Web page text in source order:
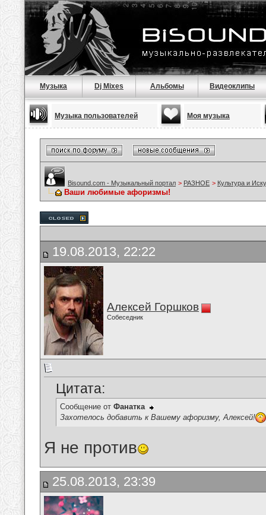
Музыка Dj Mixes Альбомы Видеоклипы
Музыка пользователей Моя музыка
Bisound.com - Музыкальный портал > РАЗНОЕ > Культура и
Ваши любимые афоризмы!
19.08.2013, 22:22
Алексей Горшков
Собеседник
Цитата:
Сообщение от Фанатка
Захотелось добавить к Вашему афоризму, Алексей!
Я не против
25.08.2013, 23:39